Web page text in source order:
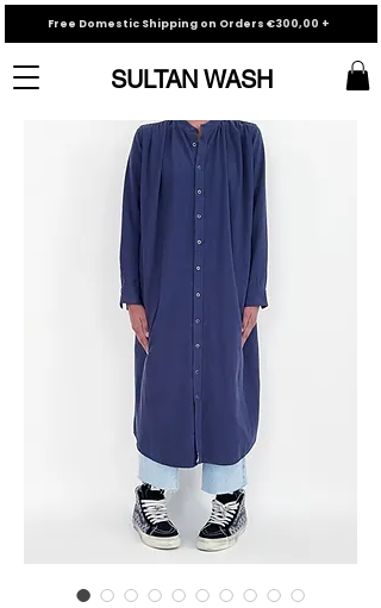
SULTAN WASH
Free Domestic Shipping on Orders €300,00 +